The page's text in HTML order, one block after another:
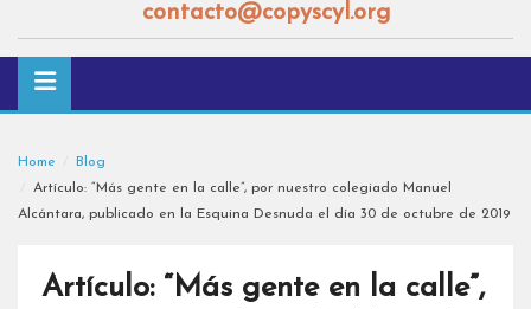
contacto@copyscyl.org
Home
Blog
Artículo: “Más gente en la calle”, por nuestro colegiado Manuel
Alcántara, publicado en la Esquina Desnuda el día 30 de octubre de 2019
Artículo: “Más gente en la calle”,